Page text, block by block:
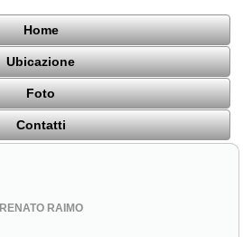
Home
Ubicazione
Foto
Contatti
RENATO RAIMO